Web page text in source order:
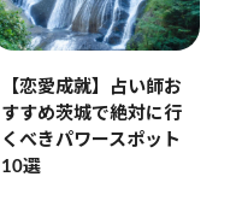
【恋愛成就】占い師お
すすめ茨城で絶対に行
くべきパワースポット
10選